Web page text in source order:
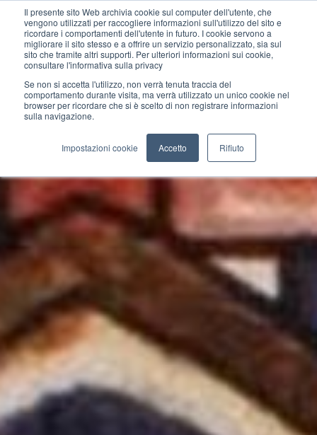
Il presente sito Web archivia cookie sul computer dell'utente, che
vengono utilizzati per raccogliere informazioni sull'utilizzo del sito e
ricordare i comportamenti dell'utente in futuro. I cookie servono a
migliorare il sito stesso e a offrire un servizio personalizzato, sia sul
sito che tramite altri supporti. Per ulteriori informazioni sui cookie,
consultare l'informativa sulla privacy
Se non si accetta l'utilizzo, non verrà tenuta traccia del
comportamento durante visita, ma verrà utilizzato un unico cookie nel
browser per ricordare che si è scelto di non registrare informazioni
sulla navigazione.
Impostazioni cookie Accetto Rifiuto